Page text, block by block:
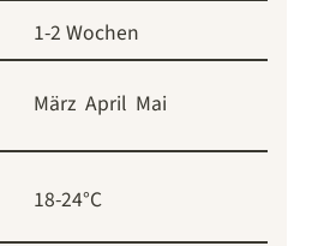
1-2 Wochen
März April Mai
18-24°C